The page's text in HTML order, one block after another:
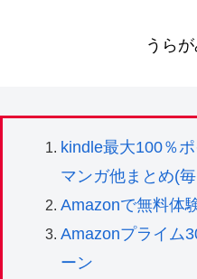
うら
kindle最大100％
マンガ他まとめ(
Amazonで無料体
Amazonプライム
ーン